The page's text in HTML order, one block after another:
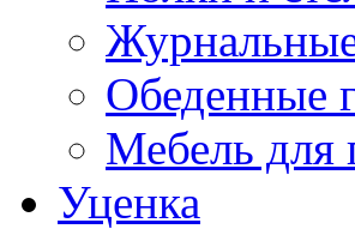
Обеденные
Мебель
Уценка